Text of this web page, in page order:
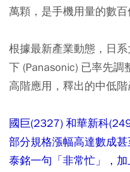
萬顆，是手機用量的數百
根據最新產業動態，日
下 (Panasonic) 已率先調
高階應用，釋出的中低階
國巨(2327) 和華新科
部分規格漲幅高達數成
泰銘一句「非常忙」，